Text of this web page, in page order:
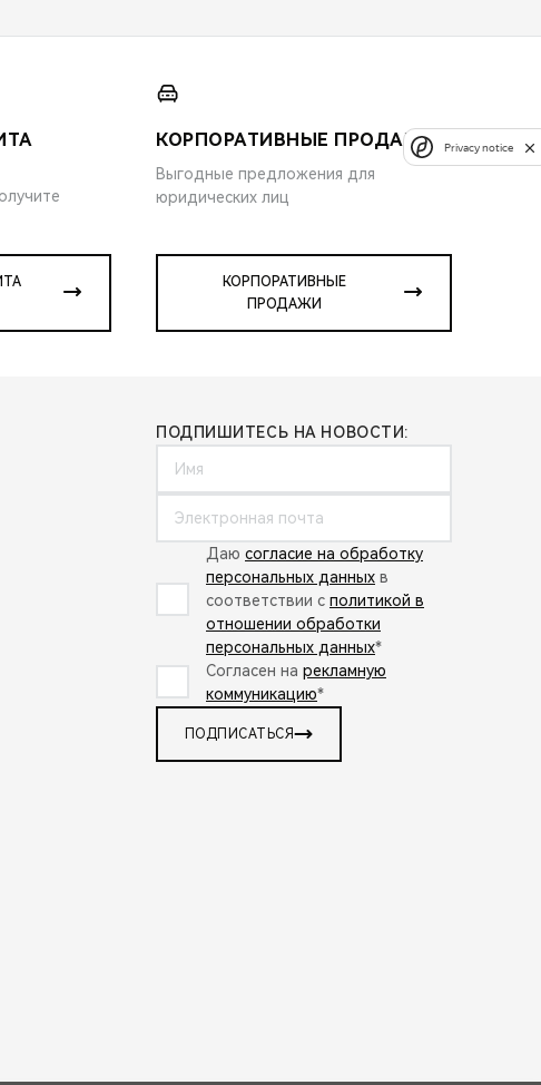
КОРПОРАТИВНЫЕ ПРОДАЖИ
Выгодные предложения для
юридических лиц
КОРПОРАТИВНЫЕ
ПРОДАЖИ
ПОДПИШИТЕСЬ НА НОВОСТИ:
Даю согласие на обработку
персональных данных в
соответствии с политикой в
отношении обработки
персональных данных*
Согласен на рекламную
коммуникацию*
ПОДПИСАТЬСЯ
Privacy notice